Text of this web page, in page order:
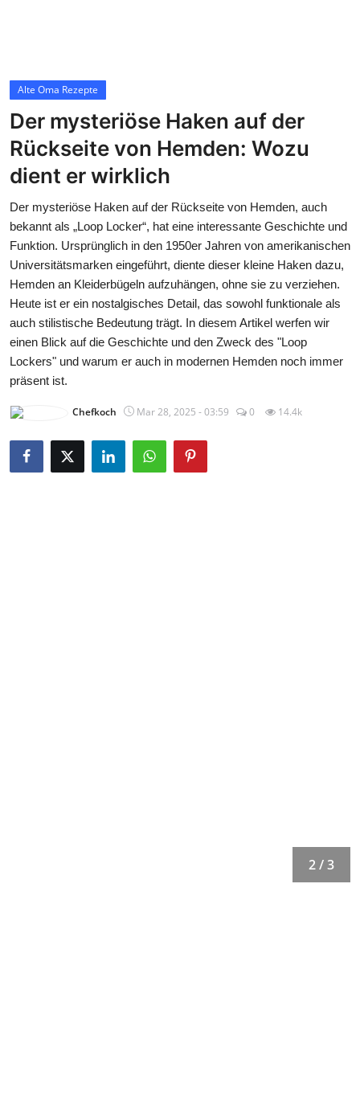
Alte Oma Rezepte
Der mysteriöse Haken auf der
Rückseite von Hemden: Wozu
dient er wirklich
Der mysteriöse Haken auf der Rückseite von Hemden, auch
bekannt als „Loop Locker“, hat eine interessante Geschichte und
Funktion. Ursprünglich in den 1950er Jahren von amerikanischen
Universitätsmarken eingeführt, diente dieser kleine Haken dazu,
Hemden an Kleiderbügeln aufzuhängen, ohne sie zu verziehen.
Heute ist er ein nostalgisches Detail, das sowohl funktionale als
auch stilistische Bedeutung trägt. In diesem Artikel werfen wir
einen Blick auf die Geschichte und den Zweck des "Loop
Lockers" und warum er auch in modernen Hemden noch immer
präsent ist.
Chefkoch Mar 28, 2025 - 03:59 0 14.4k
2 / 3